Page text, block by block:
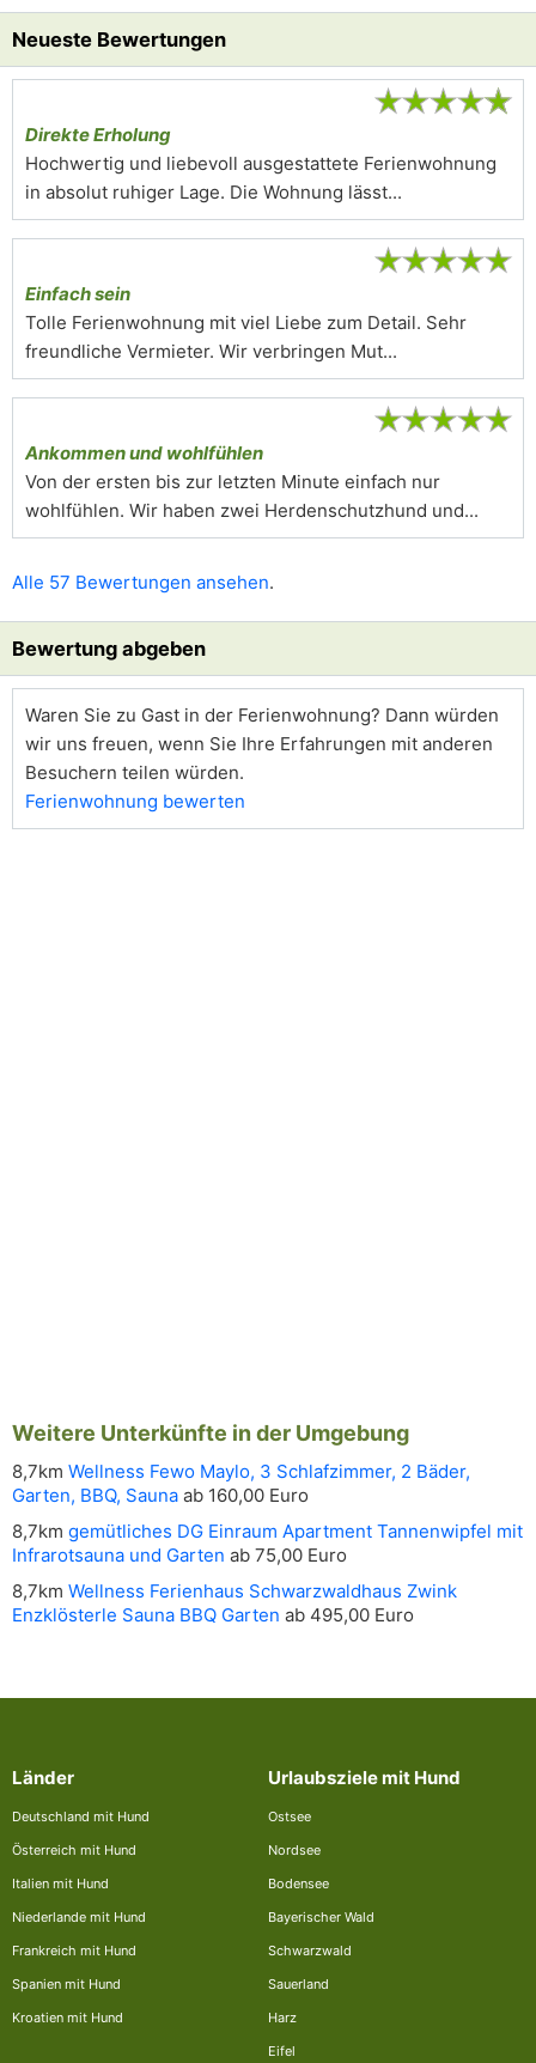
Neueste Bewertungen
★★★★★
Direkte Erholung
Hochwertig und liebevoll ausgestattete Ferienwohnung
in absolut ruhiger Lage. Die Wohnung lässt...
★★★★★
Einfach sein
Tolle Ferienwohnung mit viel Liebe zum Detail. Sehr
freundliche Vermieter. Wir verbringen Mut...
★★★★★
Ankommen und wohlfühlen
Von der ersten bis zur letzten Minute einfach nur
wohlfühlen. Wir haben zwei Herdenschutzhund und...
Alle 57 Bewertungen ansehen.
Bewertung abgeben
Waren Sie zu Gast in der Ferienwohnung? Dann würden
wir uns freuen, wenn Sie Ihre Erfahrungen mit anderen
Besuchern teilen würden.
Ferienwohnung bewerten
Weitere Unterkünfte in der Umgebung
8,7km Wellness Fewo Maylo, 3 Schlafzimmer, 2 Bäder,
Garten, BBQ, Sauna ab 160,00 Euro
8,7km gemütliches DG Einraum Apartment Tannenwipfel mit
Infrarotsauna und Garten ab 75,00 Euro
8,7km Wellness Ferienhaus Schwarzwaldhaus Zwink
Enzklösterle Sauna BBQ Garten ab 495,00 Euro
Länder
Deutschland mit Hund
Österreich mit Hund
Italien mit Hund
Niederlande mit Hund
Frankreich mit Hund
Spanien mit Hund
Kroatien mit Hund
Urlaubsziele mit Hund
Ostsee
Nordsee
Bodensee
Bayerischer Wald
Schwarzwald
Sauerland
Harz
Eifel